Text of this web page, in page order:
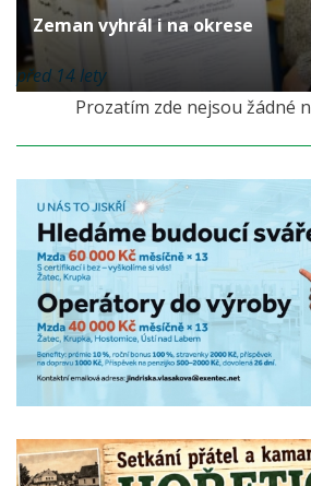
Zeman vyhrál i na okrese
před 14 lety
Prozatím zde nejsou žádné